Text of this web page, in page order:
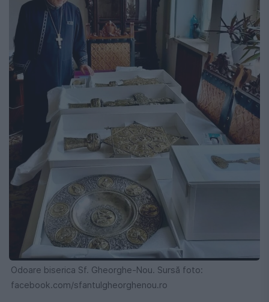
Odoare biserica Sf. Gheorghe-Nou. Sursă foto:
facebook.com/sfantulgheorghenou.ro